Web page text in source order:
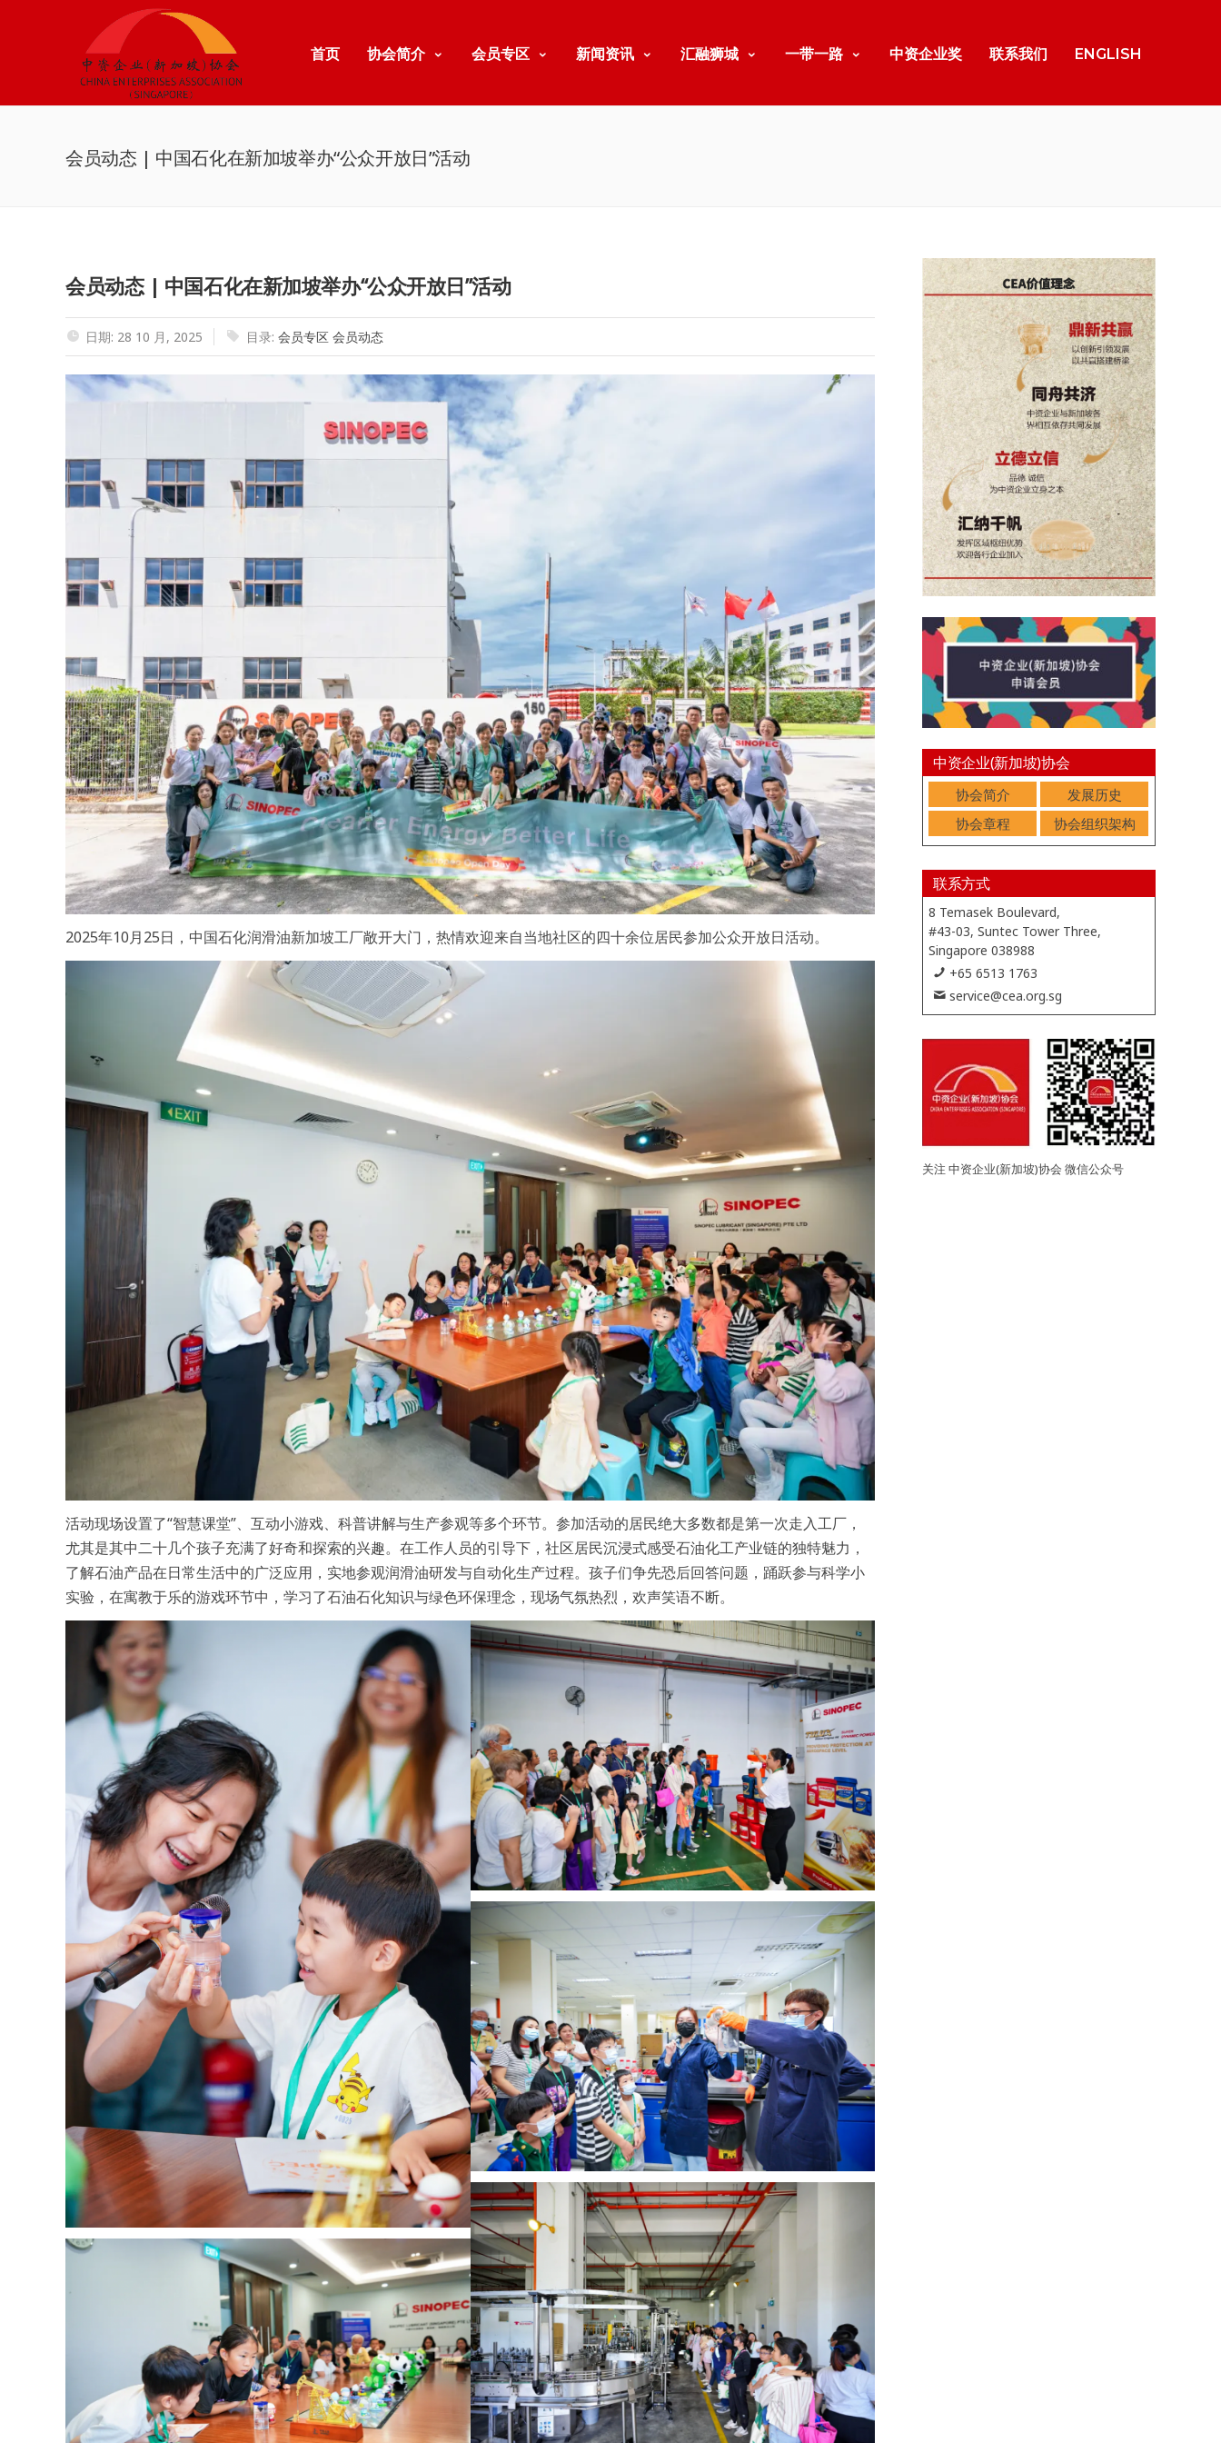
首页 协会简介 会员专区 新闻资讯 汇融狮城 一带一路 中资企业奖 联系我们 ENGLISH
会员动态 | 中国石化在新加坡举办“公众开放日”活动
会员动态 | 中国石化在新加坡举办“公众开放日”活动
日期: 28 10 月, 2025 目录: 会员专区 会员动态
2025年10月25日，中国石化润滑油新加坡工厂敞开大门，热情欢迎来自当地社区的四十余位居民参加公众开放日活动。
活动现场设置了“智慧课堂”、互动小游戏、科普讲解与生产参观等多个环节。参加活动的居民绝大多数都是第一次走入工厂，
尤其是其中二十几个孩子充满了好奇和探索的兴趣。在工作人员的引导下，社区居民沉浸式感受石油化工产业链的独特魅力，
了解石油产品在日常生活中的广泛应用，实地参观润滑油研发与自动化生产过程。孩子们争先恐后回答问题，踊跃参与科学小
实验，在寓教于乐的游戏环节中，学习了石油石化知识与绿色环保理念，现场气氛热烈，欢声笑语不断。
中资企业(新加坡)协会
协会简介
发展历史
协会章程
协会组织架构
联系方式
8 Temasek Boulevard,
#43-03, Suntec Tower Three,
Singapore 038988
+65 6513 1763
service@cea.org.sg
关注 中资企业(新加坡)协会 微信公众号